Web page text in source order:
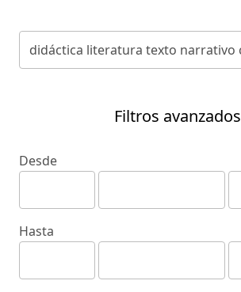
Filtros avanzados
Desde
Hasta